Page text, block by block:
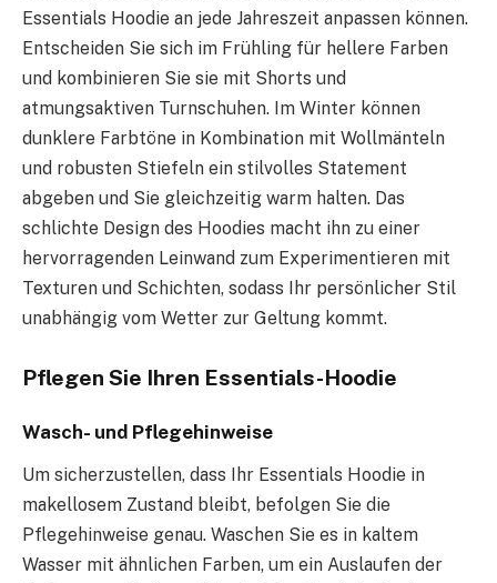
Essentials Hoodie an jede Jahreszeit anpassen können.
Entscheiden Sie sich im Frühling für hellere Farben
und kombinieren Sie sie mit Shorts und
atmungsaktiven Turnschuhen. Im Winter können
dunklere Farbtöne in Kombination mit Wollmänteln
und robusten Stiefeln ein stilvolles Statement
abgeben und Sie gleichzeitig warm halten. Das
schlichte Design des Hoodies macht ihn zu einer
hervorragenden Leinwand zum Experimentieren mit
Texturen und Schichten, sodass Ihr persönlicher Stil
unabhängig vom Wetter zur Geltung kommt.
Pflegen Sie Ihren Essentials-Hoodie
Wasch- und Pflegehinweise
Um sicherzustellen, dass Ihr Essentials Hoodie in
makellosem Zustand bleibt, befolgen Sie die
Pflegehinweise genau. Waschen Sie es in kaltem
Wasser mit ähnlichen Farben, um ein Auslaufen der